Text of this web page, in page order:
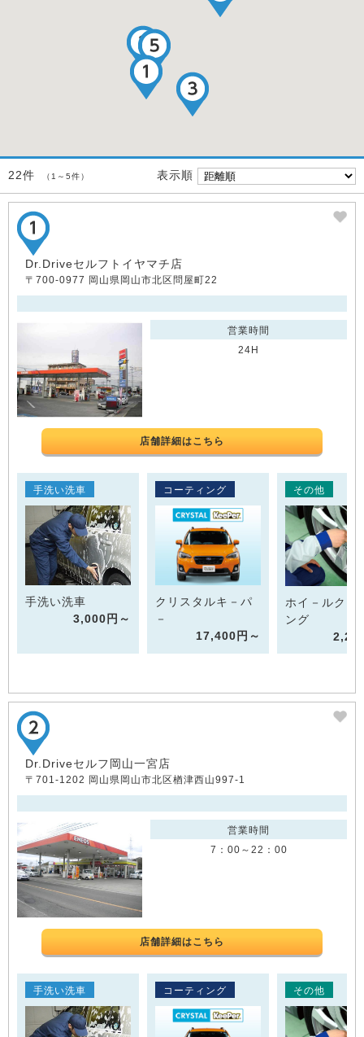
22件 （1～5件） 表示順
Dr.Driveセルフトイヤマチ店
〒700-0977 岡山県岡山市北区問屋町22
営業時間
24H
店舗詳細はこちら
手洗い洗車
手洗い洗車
3,000円～
コーティング
クリスタルキ－パ
－
17,400円～
その他
ホイ－ルクリ
ング
Dr.Driveセルフ岡山一宮店
〒701-1202 岡山県岡山市北区楢津西山997-1
営業時間
7：00～22：00
店舗詳細はこちら
手洗い洗車 コーティング その他